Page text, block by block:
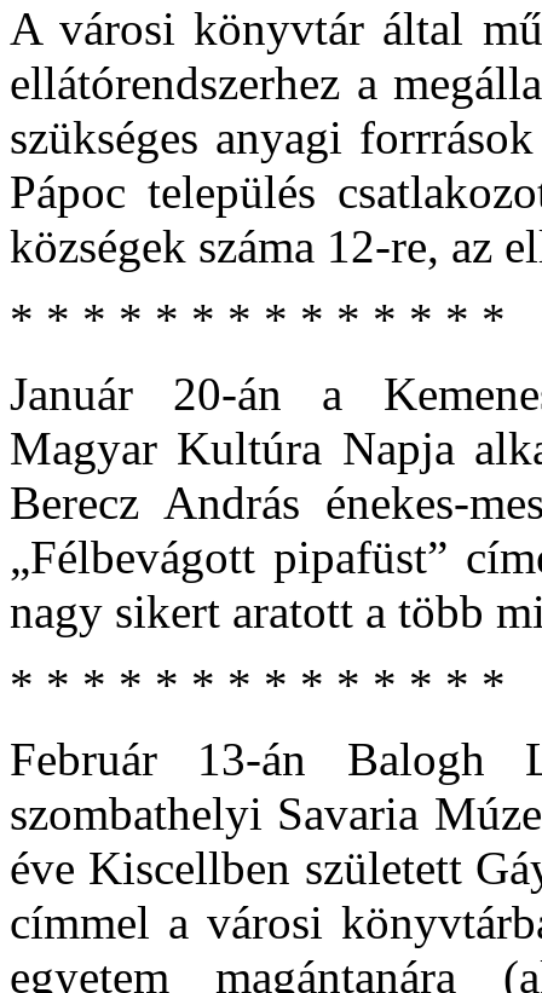
A városi könyvtár által
ellátórendszerhez a
szükséges anyagi
Pápoc település
községek száma 12-re, az
* * * * * * * * * * * * * *
Január 20-án a
Magyar Kultúra Napja
Berecz András énekes-
„Félbevágott pipafüst”
nagy sikert aratott a több
* * * * * * * * * * * * * *
Február 13-án Balogh
szombathelyi Savaria
éve Kiscellben született
címmel a városi
egyetem magántanára